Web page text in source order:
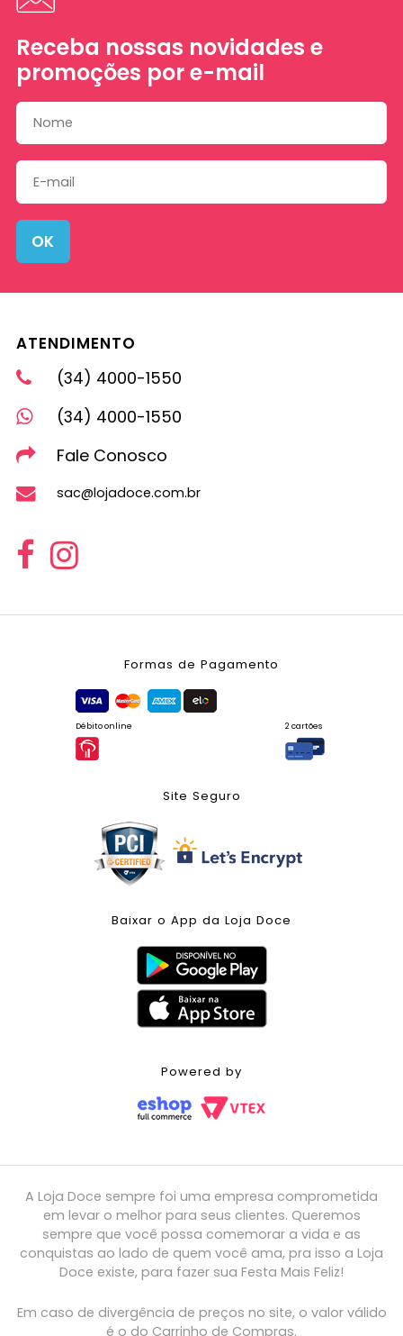
Receba nossas novidades e
promoções por e-mail
OK
ATENDIMENTO
(34) 4000-1550
(34) 4000-1550
Fale Conosco
sac@lojadoce.com.br
Formas de Pagamento
Débito online 2 cartões
Site Seguro
Baixar o App da Loja Doce
Powered by
A Loja Doce sempre foi uma empresa comprometida
em levar o melhor para seus clientes. Queremos
sempre que você possa comemorar a vida e as
conquistas ao lado de quem você ama, pra isso a Loja
Doce existe, para fazer sua Festa Mais Feliz!
Em caso de divergência de preços no site, o valor válido
é o do Carrinho de Compras.